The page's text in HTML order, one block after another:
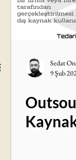
Sedat
9 Şub